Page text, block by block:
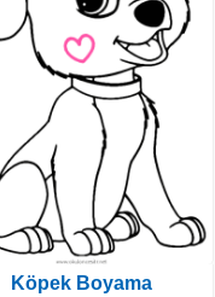
Köpek Boyama